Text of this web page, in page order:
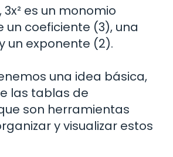
es un monomio
un coeficiente (3), una
un exponente (2).
una idea básica,
las tablas de
son herramientas
y visualizar estos